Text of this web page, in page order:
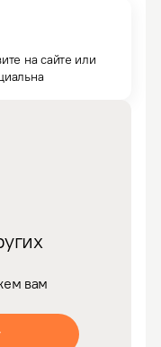
на сайте или
вам